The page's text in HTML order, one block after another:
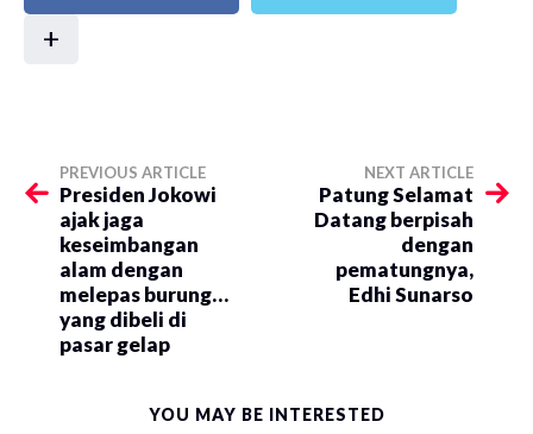
+
PREVIOUS ARTICLE
Presiden Jokowi
ajak jaga
keseimbangan
alam dengan
melepas burung…
yang dibeli di
pasar gelap
NEXT ARTICLE
Patung Selamat
Datang berpisah
dengan
pematungnya,
Edhi Sunarso
YOU MAY BE INTERESTED